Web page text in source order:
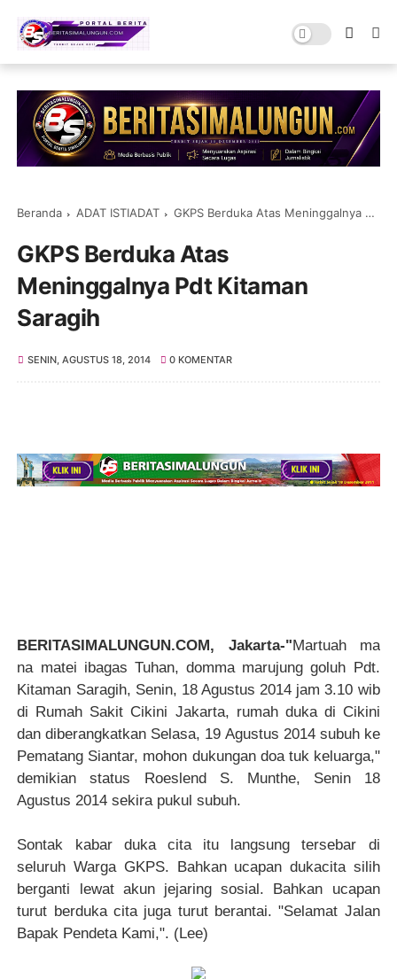
Beranda ADAT ISTIADAT GKPS Berduka Atas Meninggalnya Pdt Kitaman Saragih
GKPS Berduka Atas
Meninggalnya Pdt Kitaman
Saragih
SENIN, AGUSTUS 18, 2014 0 KOMENTAR
BERITASIMALUNGUN.COM, Jakarta-"Martuah ma
na matei ibagas Tuhan, domma marujung goluh Pdt.
Kitaman Saragih, Senin, 18 Agustus 2014 jam 3.10 wib
di Rumah Sakit Cikini Jakarta, rumah duka di Cikini
dan diberangkatkan Selasa, 19 Agustus 2014 subuh ke
Pematang Siantar, mohon dukungan doa tuk keluarga,"
demikian status Roeslend S. Munthe, Senin 18
Agustus 2014 sekira pukul subuh.
Sontak kabar duka cita itu langsung tersebar di
seluruh Warga GKPS. Bahkan ucapan dukacita silih
berganti lewat akun jejaring sosial. Bahkan ucapan
turut berduka cita juga turut berantai. "Selamat Jalan
Bapak Pendeta Kami,". (Lee)